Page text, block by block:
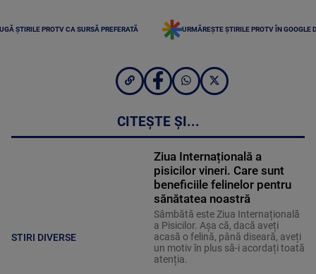
ȘTIRILE PROTV CA SURSĂ PREFERATĂ URMĂREȘTE ȘTIRILE PROTV ÎN GOOGLE
CITEȘTE ȘI...
STIRI DIVERSE
Ziua Internațională a
pisicilor vineri. Care sunt
beneficiile felinelor pentru
sănătatea noastră
Sâmbătă este Ziua Internațională
a Pisicilor. Așa că, dacă aveți
acasă o felină, până diseară, aveți
un motiv în plus să-i acordați toată
atenția.